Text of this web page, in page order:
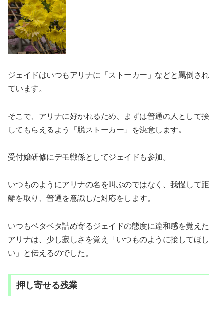
ジェイドはいつもアリナに「ストーカー」などと罵倒され
ています。
そこで、アリナに好かれるため、まずは普通の人として接
してもらえるよう「脱ストーカー」を決意します。
受付嬢研修にデモ戦係としてジェイドも参加。
いつものようにアリナの名を叫ぶのではなく、我慢して距
離を取り、普通を意識した対応をします。
いつもベタベタ詰め寄るジェイドの態度に違和感を覚えた
アリナは、少し寂しさを覚え「いつものように接してほし
い」と伝えるのでした。
押し寄せる残業